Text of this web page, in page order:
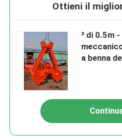
Ottieni il
³ di 0.5m
a benna